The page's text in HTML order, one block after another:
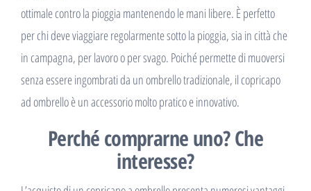
ottimale contro la pioggia mantenendo le mani libere. È perfetto
per chi deve viaggiare regolarmente sotto la pioggia, sia in città che
in campagna, per lavoro o per svago. Poiché permette di muoversi
senza essere ingombrati da un ombrello tradizionale, il copricapo
ad ombrello è un accessorio molto pratico e innovativo.
Perché comprarne uno? Che
interesse?